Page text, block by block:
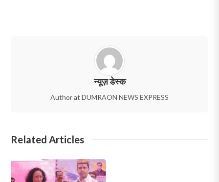
न्यूज़ डेस्क
Author at DUMRAON NEWS EXPRESS
Related Articles